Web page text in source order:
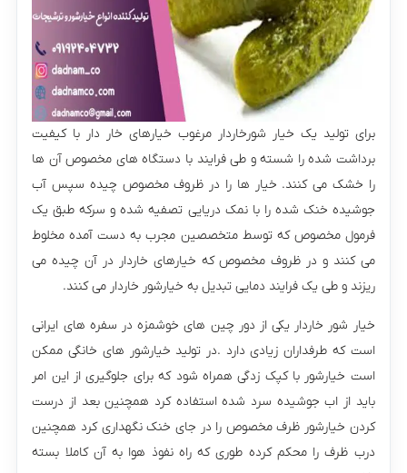
برای تولید یک خیار شورخاردار مرغوب خیارهای خار دار با کیفیت
برداشت شده را شسته و طی فرایند با دستگاه های مخصوص آن ها
را خشک می کنند. خیار ها را در ظروف مخصوص چیده سپس آب
جوشیده خنک شده را با نمک دریایی تصفیه شده و سرکه طبق یک
فرمول مخصوص که توسط متخصصین مجرب به دست آمده مخلوط
می کنند و در ظروف مخصوص که خیارهای خاردار در آن چیده می
ریزند و طی یک فرایند دمایی تبدیل به خیارشور خاردار می کنند.
خیار شور خاردار یکی از دور چین های خوشمزه در سفره های ایرانی
است که طرفداران زیادی دارد .در تولید خیارشور های خانگی ممکن
است خیارشور با کپک زدگی همراه شود که برای جلوگیری از این امر
باید از اب جوشیده سرد شده استفاده کرد همچنین بعد از درست
کردن خیارشور ظرف مخصوص را در جای خنک نگهداری کرد همچنین
درب ظرف را محکم کرده طوری که راه نفوذ هوا به آن کاملا بسته